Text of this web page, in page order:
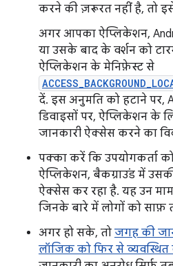
करने की ज़रूरत नहीं है, तो
अगर आपका ऐप्लिकेशन,
या उसके बाद के वर्शन को
ऐप्लिकेशन के मेनिफ़ेस्ट से
दें. इस अनुमति को हटाने पर,
डिवाइसों पर, ऐप्लिकेशन के
जानकारी ऐक्सेस करने का
पक्का करें कि उपयोगकर्ता
ऐप्लिकेशन, बैकग्राउंड में
ऐक्सेस कर रहा है. यह उन
जिनके बारे में लोगों को साफ़
अगर हो सके, तो जगह की
लॉजिक को फिर से